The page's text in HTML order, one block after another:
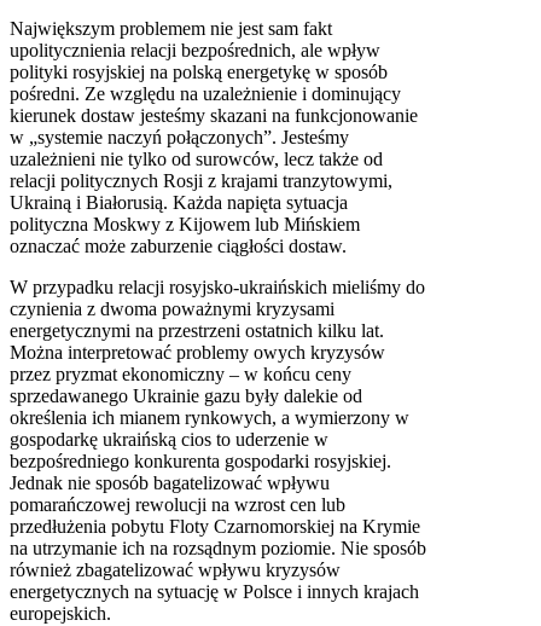
Największym problemem nie jest sam fakt
upolitycznienia relacji bezpośrednich, ale wpływ
polityki rosyjskiej na polską energetykę w sposób
pośredni. Ze względu na uzależnienie i dominujący
kierunek dostaw jesteśmy skazani na funkcjonowanie
w „systemie naczyń połączonych”. Jesteśmy
uzależnieni nie tylko od surowców, lecz także od
relacji politycznych Rosji z krajami tranzytowymi,
Ukrainą i Białorusią. Każda napięta sytuacja
polityczna Moskwy z Kijowem lub Mińskiem
oznaczać może zaburzenie ciągłości dostaw.
W przypadku relacji rosyjsko-ukraińskich mieliśmy do
czynienia z dwoma poważnymi kryzysami
energetycznymi na przestrzeni ostatnich kilku lat.
Można interpretować problemy owych kryzysów
przez pryzmat ekonomiczny – w końcu ceny
sprzedawanego Ukrainie gazu były dalekie od
określenia ich mianem rynkowych, a wymierzony w
gospodarkę ukraińską cios to uderzenie w
bezpośredniego konkurenta gospodarki rosyjskiej.
Jednak nie sposób bagatelizować wpływu
pomarańczowej rewolucji na wzrost cen lub
przedłużenia pobytu Floty Czarnomorskiej na Krymie
na utrzymanie ich na rozsądnym poziomie. Nie sposób
również zbagatelizować wpływu kryzysów
energetycznych na sytuację w Polsce i innych krajach
europejskich.